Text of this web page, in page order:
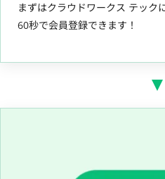
まずはクラウドワークス テック
60秒で会員登録できます！